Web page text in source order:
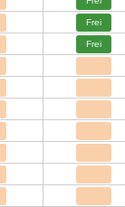
Frei
Frei